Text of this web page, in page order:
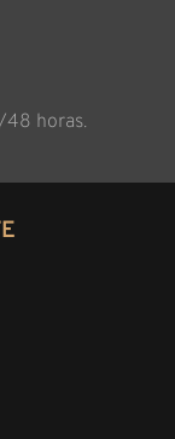
48 horas.